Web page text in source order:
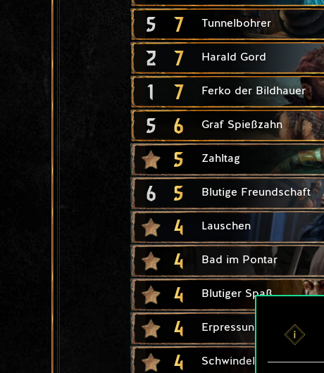
5 7 Tunnelbohrer
2 7 Harald Gord
1 7 Ferko der Bildhauer
5 6 Graf Spießzahn
5 Zahltag
6 5 Blutige Freundschaft
4 Lauschen
4 Bad im Pontar
4 Blutiger Spaß
4 Erpressung
4 Schwindel